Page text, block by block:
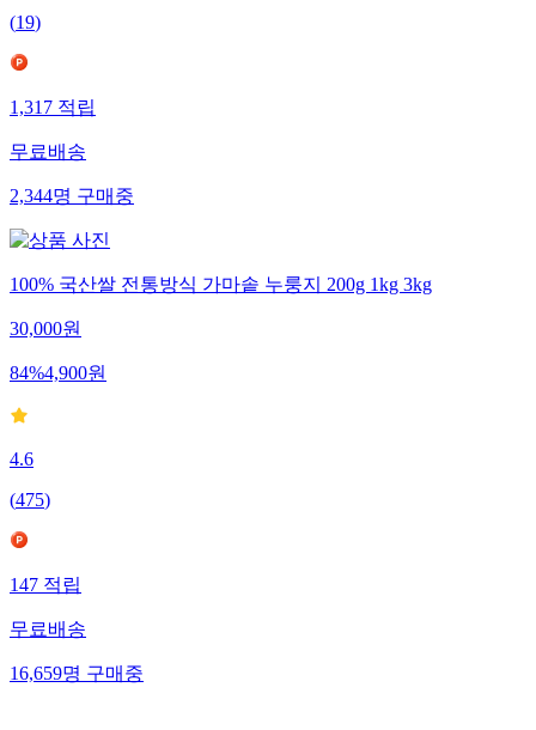
(19)
1,317 적립
무료배송
2,344명 구매중
100% 국산쌀 전통방식 가마솥 누룽지 200g 1kg 3kg
30,000원
84%4,900원
4.6
(475)
147 적립
무료배송
16,659명 구매중